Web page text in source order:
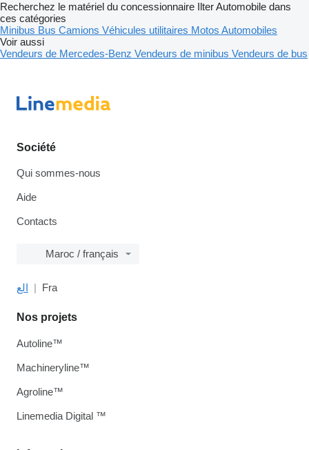
Recherchez le matériel du concessionnaire Ilter Automobile dans
ces catégories
Minibus Bus Camions Véhicules utilitaires Motos Automobiles
Voir aussi
Vendeurs de Mercedes-Benz Vendeurs de minibus Vendeurs de bus
Société
Qui sommes-nous
Aide
Contacts
Maroc / français
الع Fra
Nos projets
Autoline™
Machineryline™
Agroline™
Linemedia Digital ™